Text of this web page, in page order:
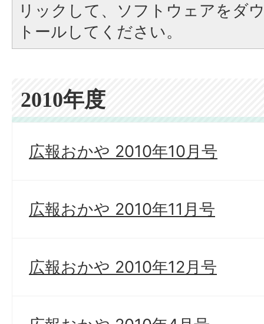
リックして、ソフトウェアをダ
トールしてください。
2010年度
広報おかや 2010年10月号
広報おかや 2010年11月号
広報おかや 2010年12月号